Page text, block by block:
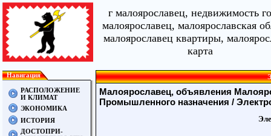
г малоярославец, недвижимость
малоярославец, малоярославская
малоярославец квартиры,
карта
Навигация
РАСПОЛОЖЕНИЕ
И КЛИМАТ
ЭКОНОМИКА
ИСТОРИЯ
ДОСТОПРИ-
Малоярославец, объявления
Промышленного назначения /